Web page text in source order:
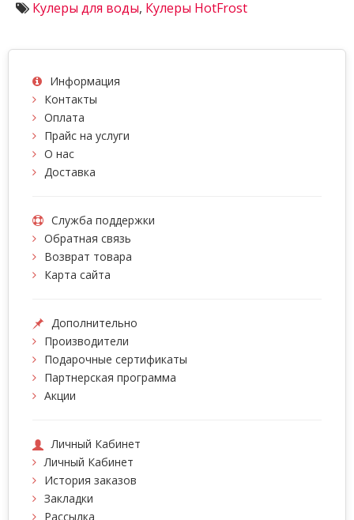
Кулеры для воды, Кулеры HotFrost
Информация
Контакты
Оплата
Прайс на услуги
О нас
Доставка
Служба поддержки
Обратная связь
Возврат товара
Карта сайта
Дополнительно
Производители
Подарочные сертификаты
Партнерская программа
Акции
Личный Кабинет
Личный Кабинет
История заказов
Закладки
Рассылка